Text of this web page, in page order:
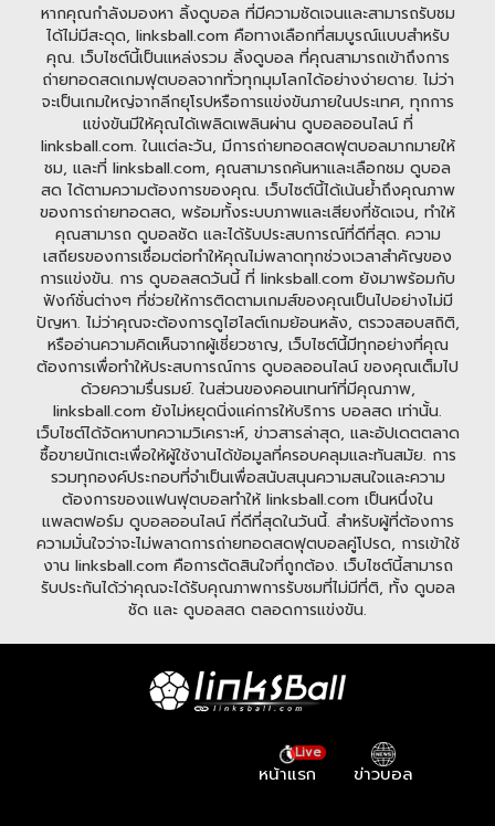
หากคุณกำลังมองหา ลิ้งดูบอล ที่มีความชัดเจนและสามารถรับชม
ได้ไม่มีสะดุด, linksball.com คือทางเลือกที่สมบูรณ์แบบสำหรับ
คุณ. เว็บไซต์นี้เป็นแหล่งรวม ลิ้งดูบอล ที่คุณสามารถเข้าถึงการ
ถ่ายทอดสดเกมฟุตบอลจากทั่วทุกมุมโลกได้อย่างง่ายดาย. ไม่ว่า
จะเป็นเกมใหญ่จากลีกยุโรปหรือการแข่งขันภายในประเทศ, ทุกการ
แข่งขันมีให้คุณได้เพลิดเพลินผ่าน ดูบอลออนไลน์ ที่
linksball.com. ในแต่ละวัน, มีการถ่ายทอดสดฟุตบอลมากมายให้
ชม, และที่ linksball.com, คุณสามารถค้นหาและเลือกชม ดูบอล
สด ได้ตามความต้องการของคุณ. เว็บไซต์นี้ได้เน้นย้ำถึงคุณภาพ
ของการถ่ายทอดสด, พร้อมทั้งระบบภาพและเสียงที่ชัดเจน, ทำให้
คุณสามารถ ดูบอลชัด และได้รับประสบการณ์ที่ดีที่สุด. ความ
เสถียรของการเชื่อมต่อทำให้คุณไม่พลาดทุกช่วงเวลาสำคัญของ
การแข่งขัน. การ ดูบอลสดวันนี้ ที่ linksball.com ยังมาพร้อมกับ
ฟังก์ชั่นต่างๆ ที่ช่วยให้การติดตามเกมส์ของคุณเป็นไปอย่างไม่มี
ปัญหา. ไม่ว่าคุณจะต้องการดูไฮไลต์เกมย้อนหลัง, ตรวจสอบสถิติ,
หรืออ่านความคิดเห็นจากผู้เชี่ยวชาญ, เว็บไซต์นี้มีทุกอย่างที่คุณ
ต้องการเพื่อทำให้ประสบการณ์การ ดูบอลออนไลน์ ของคุณเต็มไป
ด้วยความรื่นรมย์. ในส่วนของคอนเทนท์ที่มีคุณภาพ,
linksball.com ยังไม่หยุดนิ่งแค่การให้บริการ บอลสด เท่านั้น.
เว็บไซต์ได้จัดหาบทความวิเคราะห์, ข่าวสารล่าสุด, และอัปเดตตลาด
ซื้อขายนักเตะเพื่อให้ผู้ใช้งานได้ข้อมูลที่ครอบคลุมและทันสมัย. การ
รวมทุกองค์ประกอบที่จำเป็นเพื่อสนับสนุนความสนใจและความ
ต้องการของแฟนฟุตบอลทำให้ linksball.com เป็นหนึ่งใน
แพลตฟอร์ม ดูบอลออนไลน์ ที่ดีที่สุดในวันนี้. สำหรับผู้ที่ต้องการ
ความมั่นใจว่าจะไม่พลาดการถ่ายทอดสดฟุตบอลคู่โปรด, การเข้าใช้
งาน linksball.com คือการตัดสินใจที่ถูกต้อง. เว็บไซต์นี้สามารถ
รับประกันได้ว่าคุณจะได้รับคุณภาพการรับชมที่ไม่มีที่ติ, ทั้ง ดูบอล
ชัด และ ดูบอลสด ตลอดการแข่งขัน.
ข่าวบอล
Live
หน้าแรก